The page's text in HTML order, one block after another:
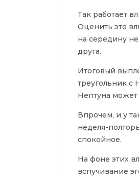
Так работает
Оценить это
на середину
друга.
Итоговый
треугольник с
Нептуна
Впрочем, и у
неделя-
спокойное.
На фоне этих
вспучивание